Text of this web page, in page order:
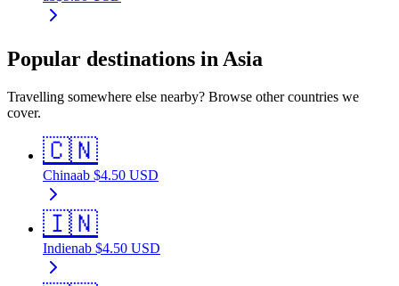
Popular destinations in Asia
Travelling somewhere else nearby? Browse other countries we
cover.
🇨🇳
Chinaab $4.50 USD
🇮🇳
Indienab $4.50 USD